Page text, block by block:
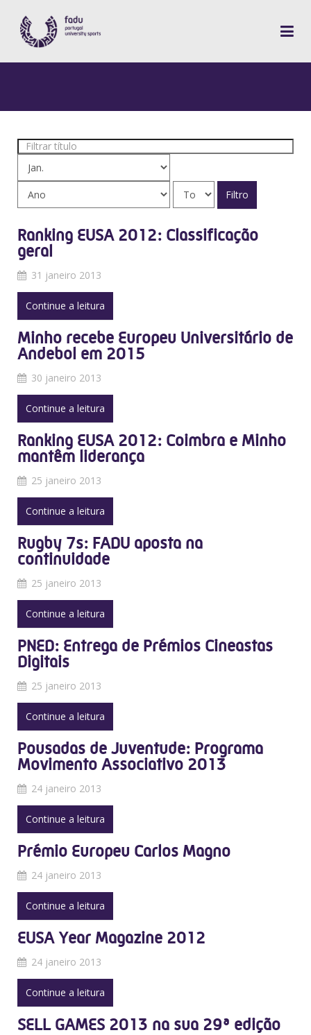
Filtrar
título
Filtro
Ranking EUSA 2012: Classificação
geral
31 janeiro 2013
Continue a leitura
Minho recebe Europeu Universitário de
Andebol em 2015
30 janeiro 2013
Continue a leitura
Ranking EUSA 2012: Coimbra e Minho
mantêm liderança
25 janeiro 2013
Continue a leitura
Rugby 7s: FADU aposta na
continuidade
25 janeiro 2013
Continue a leitura
PNED: Entrega de Prémios Cineastas
Digitais
25 janeiro 2013
Continue a leitura
Pousadas de Juventude: Programa
Movimento Associativo 2013
24 janeiro 2013
Continue a leitura
Prémio Europeu Carlos Magno
24 janeiro 2013
Continue a leitura
EUSA Year Magazine 2012
24 janeiro 2013
Continue a leitura
SELL GAMES 2013 na sua 29ª edição